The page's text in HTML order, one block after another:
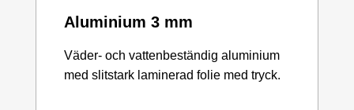
Aluminium 3 mm
Väder- och vattenbeständig aluminium
med slitstark laminerad folie med tryck.